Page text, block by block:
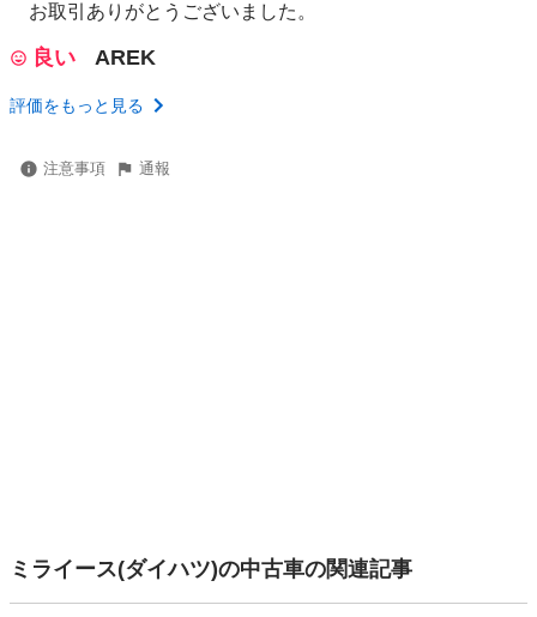
お取引ありがとうございました。
良い AREK
評価をもっと見る
注意事項 通報
ミライース(ダイハツ)の中古車の関連記事